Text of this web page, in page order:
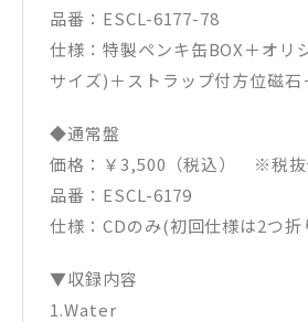
品番：ESCL-6177-78
仕様：特製ペンキ缶BOX＋オリ
サイズ)＋ストラップ付方位磁石
◆通常盤
価格：￥3,500（税込） ※税抜
品番：ESCL-6179
仕様：CDのみ(初回仕様は2つ折
▼収録内容
1.Water